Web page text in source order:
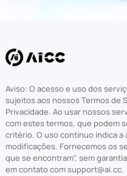
Aviso: O acesso e uso dos
sujeitos aos nossos Termos de
Privacidade. Ao usar nossos
com estes termos, que podem
critério. O uso contínuo indica a
modificações. Fornecemos os
que se encontram", sem
em contato com support@ai.cc.